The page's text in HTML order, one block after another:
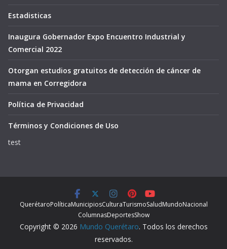
Estadisticas
Inaugura Gobernador Expo Encuentro Industrial y
Comercial 2022
Otorgan estudios gratuitos de detección de cáncer de
mama en Corregidora
Política de Privacidad
Términos y Condiciones de Uso
test
QuerétaroPolíticaMunicipiosCulturaTurismoSaludMundoNacional
ColumnasDeportesShow
Copyright © 2026 Mundo Querétaro. Todos los derechos
reservados.